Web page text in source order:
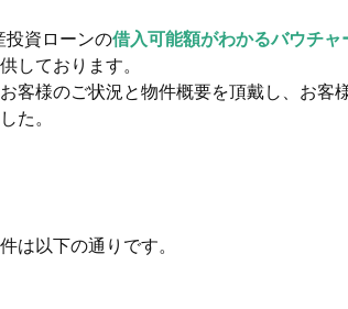
投資ローンの借入可能額がわかるバウチャ
しております。
客様のご状況と物件概要を頂戴し、お客
た。
は以下の通りです。